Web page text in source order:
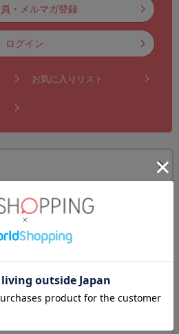
・メルマガ登録
ログイン
お気に入りリスト